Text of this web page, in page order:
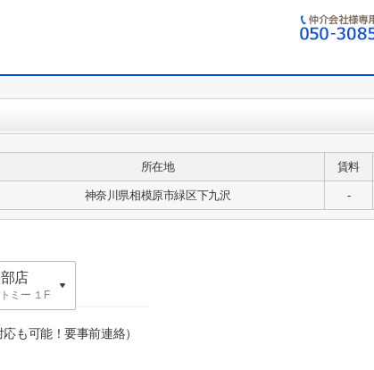
所在地 賃料
神奈川県相模原市緑区下九沢 -
店
ミー １F
応も可能！要事前連絡）